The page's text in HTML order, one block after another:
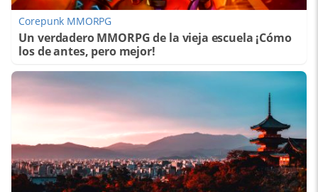
Corepunk MMORPG
Un verdadero MMORPG de la vieja escuela ¡Cómo
los de antes, pero mejor!